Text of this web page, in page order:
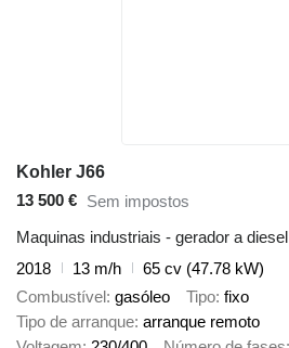
Kohler J66
13 500 € Sem impostos
Maquinas industriais - gerador a diesel
2018
13 m/h
65 cv (47.78 kW)
Combustível
gasóleo Tipo fixo
Tipo de arranque arranque remoto